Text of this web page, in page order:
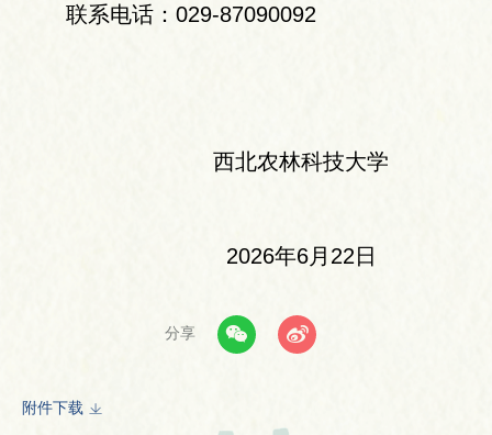
联系电话：029-87090092
西北农林科技大学
2026年6月22日
分享
附件下载